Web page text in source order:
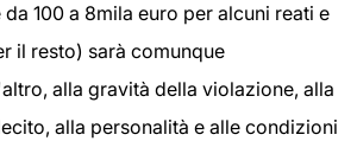
100 a 8mila euro per alcuni reati e
il resto) sarà comunque
alla gravità della violazione, alla
alla personalità e alle condizioni